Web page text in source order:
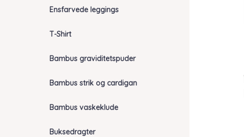
Ensfarvede leggings
T-Shirt
Bambus graviditetspuder
Bambus strik og cardigan
Bambus vaskeklude
Buksedragter